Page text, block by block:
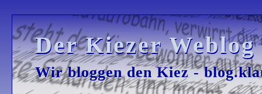
Der Kiezer
Der Kiezer
Wir bloggen den Kiez -
Wir bloggen den Kiez -